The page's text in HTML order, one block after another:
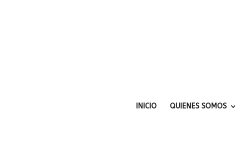
INICIO QUIENES SOMOS